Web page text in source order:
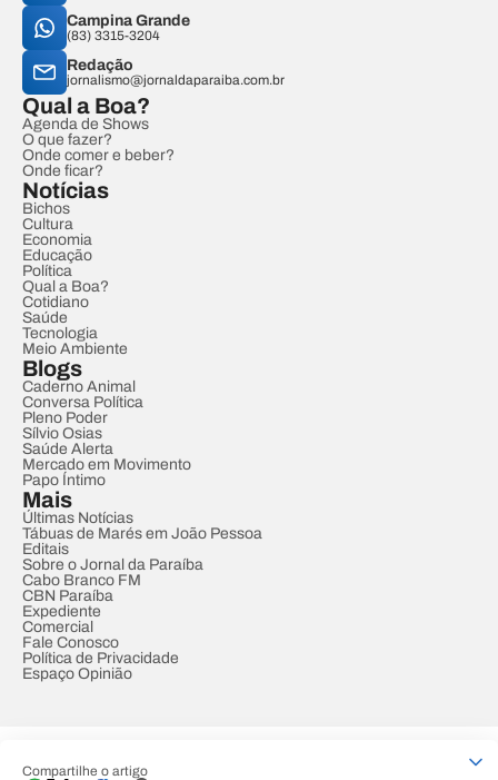
Compartilhe o artigo
Campina Grande
(83) 3315-3204
Redação
jornalismo@jornaldaparaiba.com.br
Qual a Boa?
Agenda de Shows
O que fazer?
Onde comer e beber?
Onde ficar?
Notícias
Bichos
Cultura
Economia
Educação
Política
Qual a Boa?
Cotidiano
Saúde
Tecnologia
Meio Ambiente
Blogs
Caderno Animal
Conversa Política
Pleno Poder
Sílvio Osias
Saúde Alerta
Mercado em Movimento
Papo Íntimo
Mais
Últimas Notícias
Tábuas de Marés em João Pessoa
Editais
Sobre o Jornal da Paraíba
Cabo Branco FM
CBN Paraíba
Expediente
Comercial
Fale Conosco
Política de Privacidade
Espaço Opinião